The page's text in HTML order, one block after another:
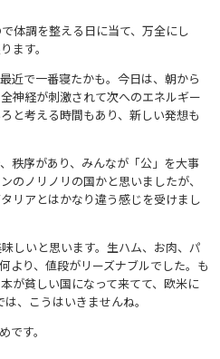
体調を整える日に当て、万全にし
ます。
近で一番寝たかも。今日は、朝から
神経が刺激されて次へのエネルギー
と考える時間もあり、新しい発想も
秩序があり、みんなが「公」を大事
のノリノリの国かと思いましたが、
リアとはかなり違う感じを受けまし
しいと思います。生ハム、お肉、パ
より、値段がリーズナブルでした。も
が貧しい国になって来てて、欧米に
、こうはいきませんね。
です。